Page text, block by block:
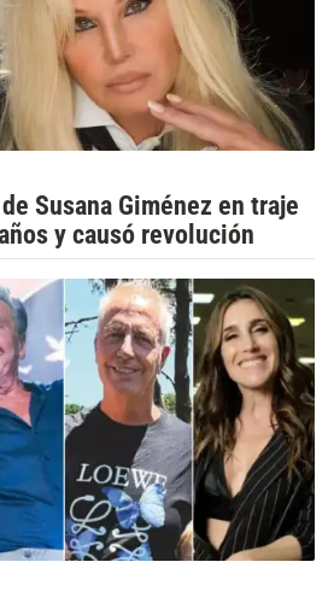
Susana Giménez en traje
y causó revolución